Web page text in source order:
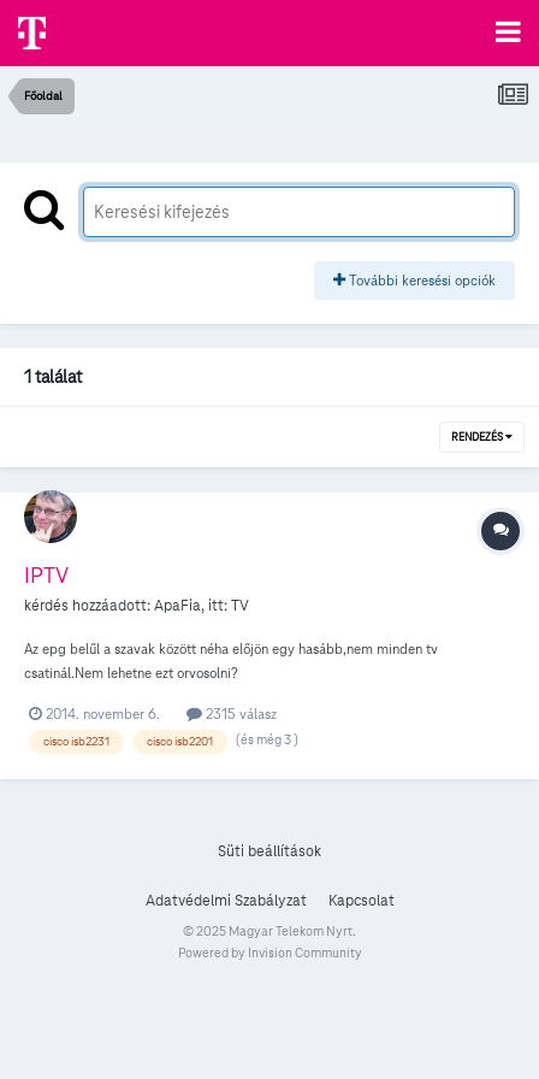
Főoldal
További keresési opciók
1 találat
RENDEZÉS
IPTV
kérdés hozzáadott:ApaFia, itt:TV
Az epg belűl a szavak között néha előjön egy hasább,nem minden tv
csatinál.Nem lehetne ezt orvosolni?
2014. november 6. 2315 válasz
cisco isb2231 cisco isb2201 (és még 3 )
Süti beállítások
Adatvédelmi Szabályzat Kapcsolat
© 2025 Magyar Telekom Nyrt.
Powered by Invision Community